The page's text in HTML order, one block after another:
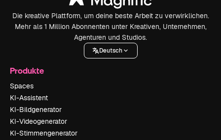
Die kreative Plattform, um deine beste Arbeit zu verwirklichen.
Mehr als 1 Million Abonnenten unter Kreativen, Unternehmen,
Agenturen und Studios.
Deutsch
Produkte
Spaces
KI-Assistent
KI-Bildgenerator
KI-Videogenerator
KI-Stimmengenerator